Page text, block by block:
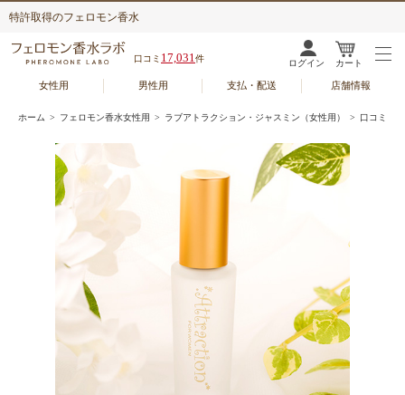
特許取得のフェロモン香水
口コミ 17,031件 ログイン カート
女性用 男性用 支払・配送 店舗情報
ホーム > フェロモン香水女性用 > ラブアトラクション・ジャスミン（女性用） > 口コミ